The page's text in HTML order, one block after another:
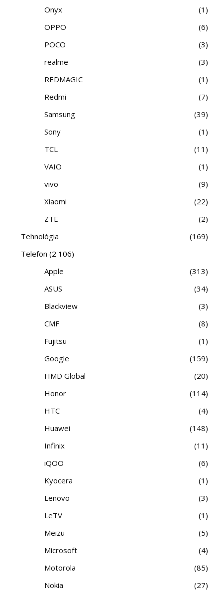
Onyx
1
OPPO
6
POCO
3
realme
3
REDMAGIC
1
Redmi
7
Samsung
39
Sony
1
TCL
11
VAIO
1
vivo
9
Xiaomi
22
ZTE
2
Tehnológia
169
Telefon (2 106)
Apple
313
ASUS
34
Blackview
3
CMF
8
Fujitsu
1
Google
159
HMD Global
20
Honor
114
HTC
4
Huawei
148
Infinix
11
iQOO
6
Kyocera
1
Lenovo
3
LeTV
1
Meizu
5
Microsoft
4
Motorola
85
Nokia
27